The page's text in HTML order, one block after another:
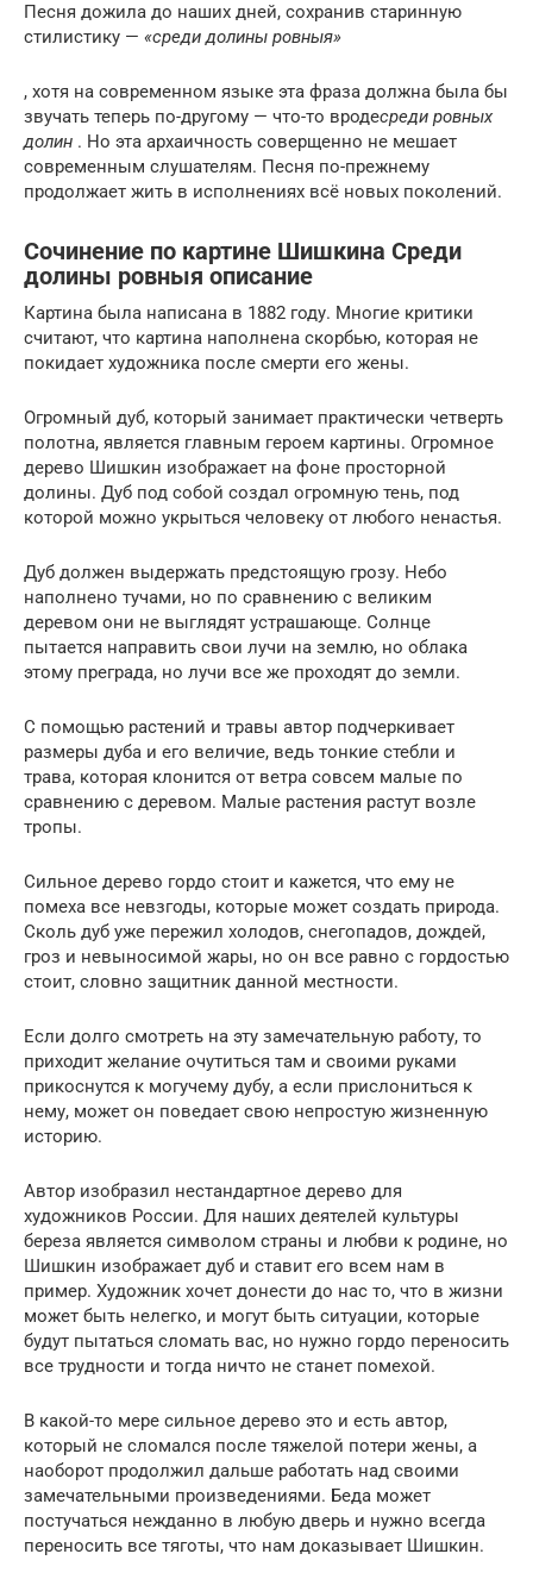
Песня дожила до наших дней, сохранив старинную
стилистику — «среди долины ровныя»
, хотя на современном языке эта фраза должна была бы
звучать теперь по-другому — что-то вродесреди ровных
долин . Но эта архаичность соверщенно не мешает
современным слушателям. Песня по-прежнему
продолжает жить в исполнениях всё новых поколений.
Сочинение по картине Шишкина Среди
долины ровныя описание
Картина была написана в 1882 году. Многие критики
считают, что картина наполнена скорбью, которая не
покидает художника после смерти его жены.
Огромный дуб, который занимает практически четверть
полотна, является главным героем картины. Огромное
дерево Шишкин изображает на фоне просторной
долины. Дуб под собой создал огромную тень, под
которой можно укрыться человеку от любого ненастья.
Дуб должен выдержать предстоящую грозу. Небо
наполнено тучами, но по сравнению с великим
деревом они не выглядят устрашающе. Солнце
пытается направить свои лучи на землю, но облака
этому преграда, но лучи все же проходят до земли.
С помощью растений и травы автор подчеркивает
размеры дуба и его величие, ведь тонкие стебли и
трава, которая клонится от ветра совсем малые по
сравнению с деревом. Малые растения растут возле
тропы.
Сильное дерево гордо стоит и кажется, что ему не
помеха все невзгоды, которые может создать природа.
Сколь дуб уже пережил холодов, снегопадов, дождей,
гроз и невыносимой жары, но он все равно с гордостью
стоит, словно защитник данной местности.
Если долго смотреть на эту замечательную работу, то
приходит желание очутиться там и своими руками
прикоснутся к могучему дубу, а если прислониться к
нему, может он поведает свою непростую жизненную
историю.
Автор изобразил нестандартное дерево для
художников России. Для наших деятелей культуры
береза является символом страны и любви к родине, но
Шишкин изображает дуб и ставит его всем нам в
пример. Художник хочет донести до нас то, что в жизни
может быть нелегко, и могут быть ситуации, которые
будут пытаться сломать вас, но нужно гордо переносить
все трудности и тогда ничто не станет помехой.
В какой-то мере сильное дерево это и есть автор,
который не сломался после тяжелой потери жены, а
наоборот продолжил дальше работать над своими
замечательными произведениями. Беда может
постучаться нежданно в любую дверь и нужно всегда
переносить все тяготы, что нам доказывает Шишкин.